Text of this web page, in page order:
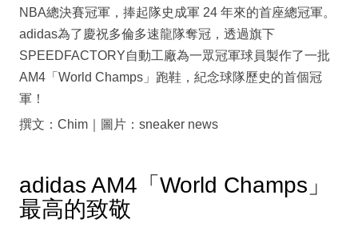
NBA總決賽冠軍，捧起隊史成軍 24 年來的首座總冠軍。
adidas為了慶祝多倫多速龍隊奪冠，透過旗下
SPEEDFACTORY自動工廠為一眾冠軍球員製作了一批
AM4「World Champs」跑鞋，紀念球隊歷史的首個冠
軍！
撰文：Chim｜圖片：sneaker news
adidas AM4「World Champs」
最高的致敬